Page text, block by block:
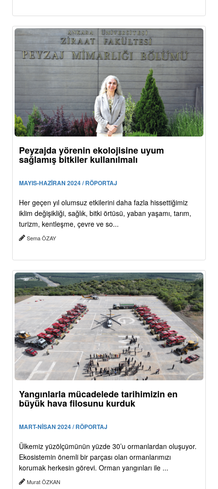
Peyzajda yörenin ekolojisine uyum
sağlamış bitkiler kullanılmalı
MAYIS-HAZİRAN 2024 / RÖPORTAJ
Her geçen yıl olumsuz etkilerini daha fazla hissettiğimiz
iklim değişikliği, sağlık, bitki örtüsü, yaban yaşamı, tarım,
turizm, kentleşme, çevre ve so...
Sema ÖZAY
Yangınlarla mücadelede tarihimizin en
büyük hava filosunu kurduk
MART-NİSAN 2024 / RÖPORTAJ
Ülkemiz yüzölçümünün yüzde 30’u ormanlardan oluşuyor.
Ekosistemin önemli bir parçası olan ormanlarımızı
korumak herkesin görevi. Orman yangınları ile ...
Murat ÖZKAN